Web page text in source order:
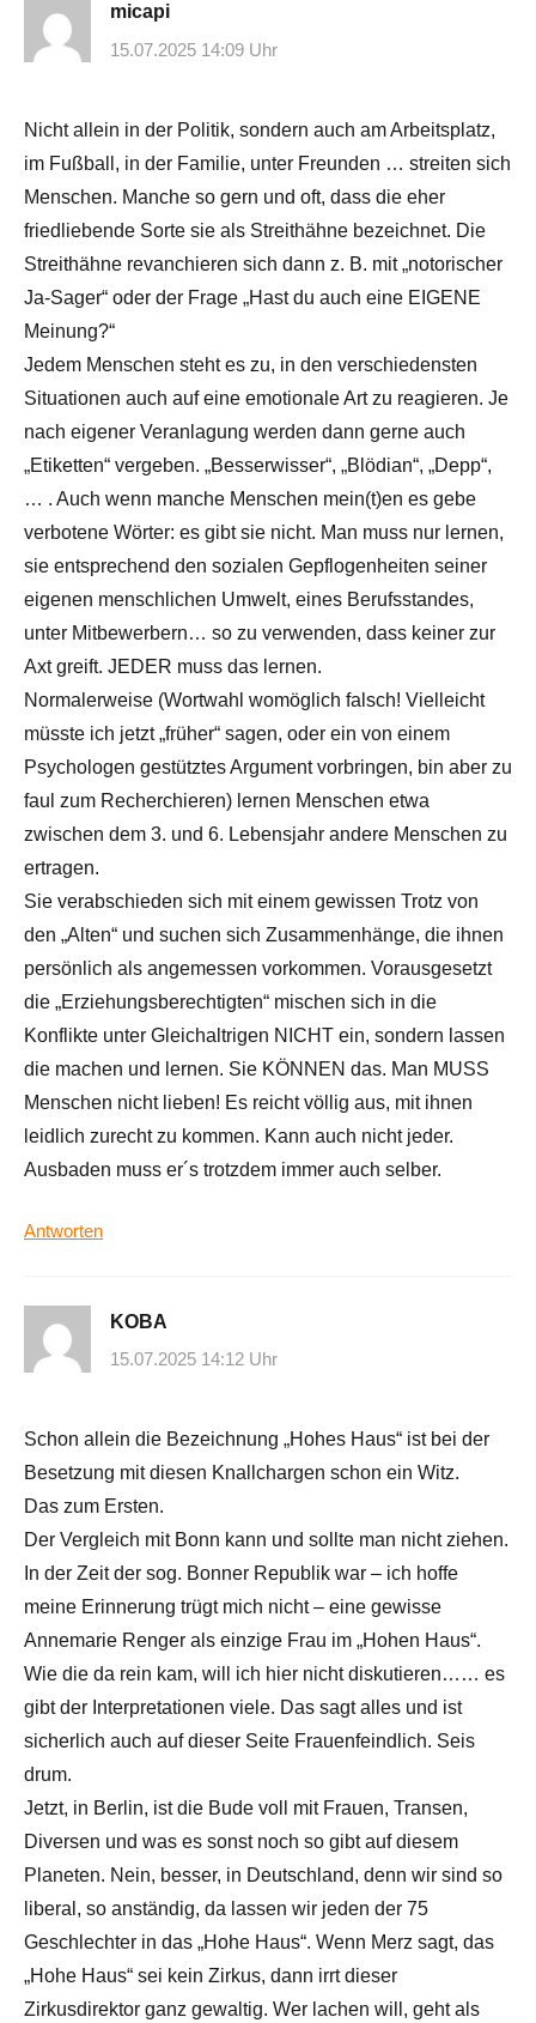
micapi
15.07.2025 14:09 Uhr
Nicht allein in der Politik, sondern auch am Arbeitsplatz,
im Fußball, in der Familie, unter Freunden … streiten sich
Menschen. Manche so gern und oft, dass die eher
friedliebende Sorte sie als Streithähne bezeichnet. Die
Streithähne revanchieren sich dann z. B. mit „notorischer
Ja-Sager“ oder der Frage „Hast du auch eine EIGENE
Meinung?“
Jedem Menschen steht es zu, in den verschiedensten
Situationen auch auf eine emotionale Art zu reagieren. Je
nach eigener Veranlagung werden dann gerne auch
„Etiketten“ vergeben. „Besserwisser“, „Blödian“, „Depp“,
… . Auch wenn manche Menschen mein(t)en es gebe
verbotene Wörter: es gibt sie nicht. Man muss nur lernen,
sie entsprechend den sozialen Gepflogenheiten seiner
eigenen menschlichen Umwelt, eines Berufsstandes,
unter Mitbewerbern… so zu verwenden, dass keiner zur
Axt greift. JEDER muss das lernen.
Normalerweise (Wortwahl womöglich falsch! Vielleicht
müsste ich jetzt „früher“ sagen, oder ein von einem
Psychologen gestütztes Argument vorbringen, bin aber zu
faul zum Recherchieren) lernen Menschen etwa
zwischen dem 3. und 6. Lebensjahr andere Menschen zu
ertragen.
Sie verabschieden sich mit einem gewissen Trotz von
den „Alten“ und suchen sich Zusammenhänge, die ihnen
persönlich als angemessen vorkommen. Vorausgesetzt
die „Erziehungsberechtigten“ mischen sich in die
Konflikte unter Gleichaltrigen NICHT ein, sondern lassen
die machen und lernen. Sie KÖNNEN das. Man MUSS
Menschen nicht lieben! Es reicht völlig aus, mit ihnen
leidlich zurecht zu kommen. Kann auch nicht jeder.
Ausbaden muss er´s trotzdem immer auch selber.
Antworten
KOBA
15.07.2025 14:12 Uhr
Schon allein die Bezeichnung „Hohes Haus“ ist bei der
Besetzung mit diesen Knallchargen schon ein Witz.
Das zum Ersten.
Der Vergleich mit Bonn kann und sollte man nicht ziehen.
In der Zeit der sog. Bonner Republik war – ich hoffe
meine Erinnerung trügt mich nicht – eine gewisse
Annemarie Renger als einzige Frau im „Hohen Haus“.
Wie die da rein kam, will ich hier nicht diskutieren…… es
gibt der Interpretationen viele. Das sagt alles und ist
sicherlich auch auf dieser Seite Frauenfeindlich. Seis
drum.
Jetzt, in Berlin, ist die Bude voll mit Frauen, Transen,
Diversen und was es sonst noch so gibt auf diesem
Planeten. Nein, besser, in Deutschland, denn wir sind so
liberal, so anständig, da lassen wir jeden der 75
Geschlechter in das „Hohe Haus“. Wenn Merz sagt, das
„Hohe Haus“ sei kein Zirkus, dann irrt dieser
Zirkusdirektor ganz gewaltig. Wer lachen will, geht als